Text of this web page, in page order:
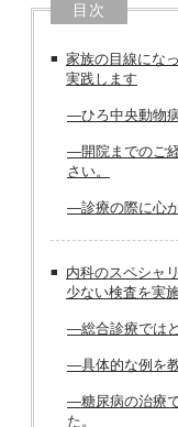
目次
家族の目線にな
実践します
―ひろ中央動物
―開院までのご
さい。
―診療の際に心
内科のスペシャ
少ない検査を実
―総合診療では
―具体的な例を
―糖尿病の治療
た。